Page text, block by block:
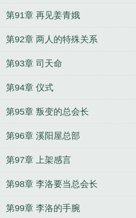
第91章 再见姜青娥
第92章 两人的特殊关系
第93章 司天命
第94章 仪式
第95章 叛变的总会长
第96章 溪阳屋总部
第97章 上架感言
第98章 李洛要当总会长
第99章 李洛的手腕